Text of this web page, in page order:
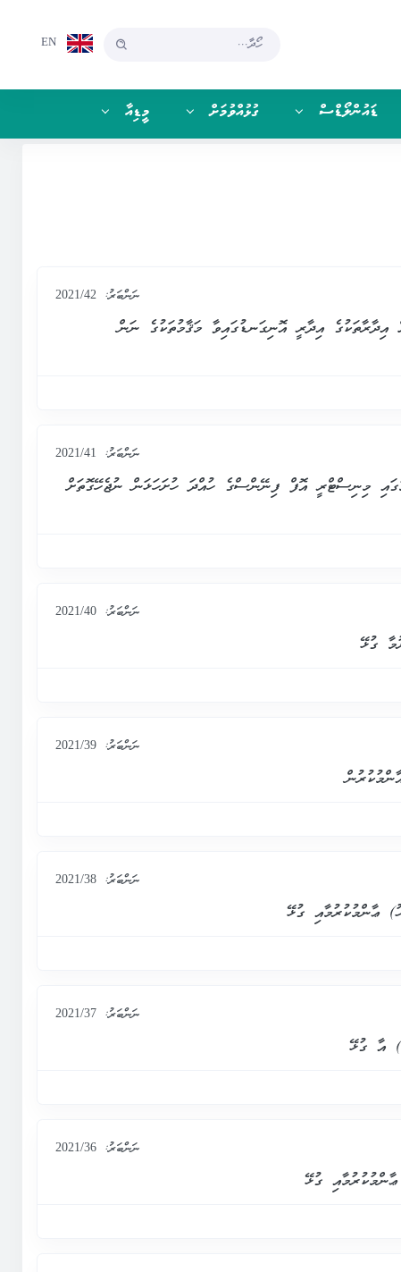
EN
ޑައުންލޯޑްސް ގުޅުއްވުމަށް މީޑިއާ
ނަންބަރު: 2021/42
އަސާސީ ޝަރުތުތައް (އިޞްލާޙު 2) އަދި ކައުންސިލް އިދާރާތަކުގެ އިދާރީ އޮނިގަނޑުގައިވާ މަޤާމުތަކުގެ ނަން
ނަންބަރު: 2021/41
މިނިސްޓްރީ އޮފް ފިނޭންސްގެ ހުއްދަ ހުށަހަޅަން ނުޖެހޭގޮތަށް
ނަންބަރު: 2021/40
ނަންބަރު: 2021/39
ނަންބަރު: 2021/38
ނަންބަރު: 2021/37
ނަންބަރު: 2021/36
ގުޅޭ